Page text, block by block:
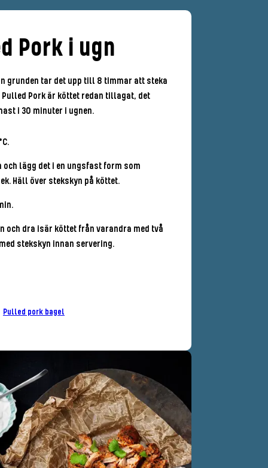
Pork i ugn
grunden tar det upp till 8 timmar att steka
Pulled Pork är köttet redan tillagat, det
i 30 minuter i ugnen.
och lägg det i en ungsfast form som
Häll över stekskyn på köttet.
och dra isär köttet från varandra med två
stekskyn innan servering.
Pulled pork bagel